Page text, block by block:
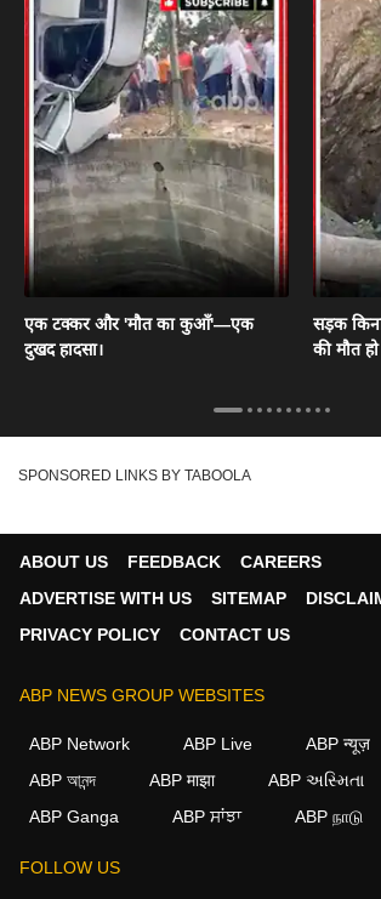
एक टक्कर और 'मौत का कुआँ'—एक
दुखद हादसा।
सड़क
की मौत
SPONSORED LINKS BY TABOOLA
ABOUT US FEEDBACK
CAREERS
ADVERTISE WITH US
SITEMAP
PRIVACY POLICY
CONTACT US
ABP NEWS GROUP WEBSITES
ABP Network ABP Live
ABP न्यूज़
ABP আনন্দ
ABP माझा
ABP અસ્મિતા
ABP Ganga
ABP ਸਾਂਝਾ ABP நாடு
FOLLOW US